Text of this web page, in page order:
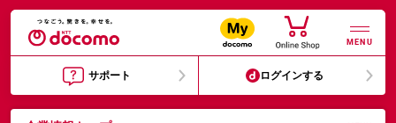
MENU
サポート ログインする